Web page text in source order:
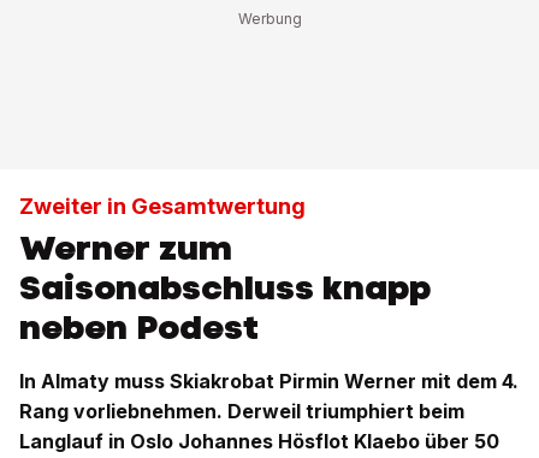
Zweiter in Gesamtwertung
Werner zum
Saisonabschluss knapp
neben Podest
In Almaty muss Skiakrobat Pirmin Werner mit dem 4.
Rang vorliebnehmen. Derweil triumphiert beim
Langlauf in Oslo Johannes Hösflot Klaebo über 50